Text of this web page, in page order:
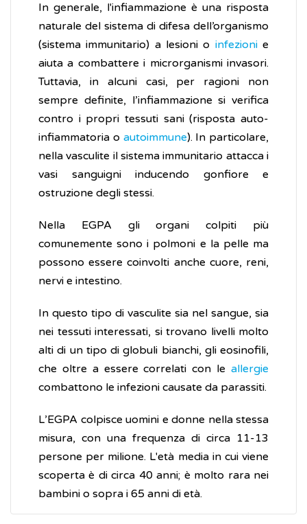
In generale, l'infiammazione è una risposta
naturale del sistema di difesa dell’organismo
(sistema immunitario) a lesioni o infezionie
aiuta a combattere i microrganismi invasori.
Tuttavia, in alcuni casi, per ragioni non
sempre definite, l’infiammazione si verifica
contro i propri tessuti sani (risposta auto-
infiammatoria o autoimmune). In particolare,
nella vasculite il sistema immunitario attacca i
vasi sanguigni inducendo gonfiore e
ostruzione degli stessi.
Nella EGPA gli organi colpiti più
comunemente sono i polmoni e la pelle ma
possono essere coinvolti anche cuore, reni,
nervi e intestino.
In questo tipo di vasculite sia nel sangue, sia
nei tessuti interessati, si trovano livelli molto
alti di un tipo di globuli bianchi, gli eosinofili,
che oltre a essere correlati con le allergie
combattono le infezioni causate da parassiti.
L’EGPA colpisce uomini e donne nella stessa
misura, con una frequenza di circa 11-13
persone per milione. L'età media in cui viene
scoperta è di circa 40 anni; è molto rara nei
bambini o sopra i 65 anni di età.